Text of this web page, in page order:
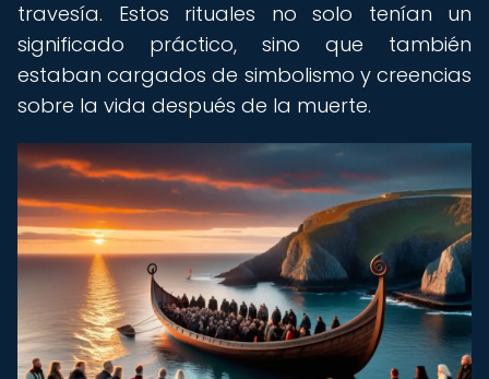
travesía. Estos rituales no solo tenían un
significado práctico, sino que también
estaban cargados de simbolismo y creencias
sobre la vida después de la muerte.